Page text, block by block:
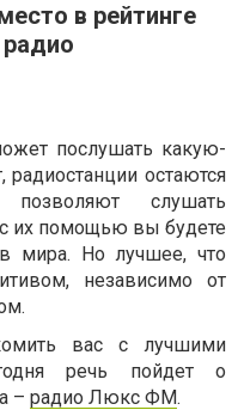
в рейтинге
радио
послушать какую-
остаются
слушать
их помощью вы будете
мира. Но лучшее, что
независимо от
вас с лучшими
речь пойдет о
– радио Люкс ФМ.